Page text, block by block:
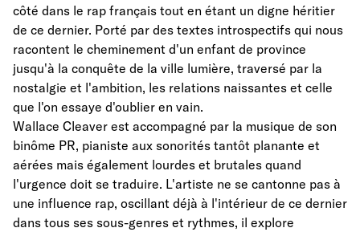
côté dans le rap français tout en étant un digne héritier
de ce dernier. Porté par des textes introspectifs qui nous
racontent le cheminement d'un enfant de province
jusqu'à la conquête de la ville lumière, traversé par la
nostalgie et l'ambition, les relations naissantes et celle
que l'on essaye d'oublier en vain.
Wallace Cleaver est accompagné par la musique de son
binôme PR, pianiste aux sonorités tantôt planante et
aérées mais également lourdes et brutales quand
l'urgence doit se traduire. L'artiste ne se cantonne pas à
une influence rap, oscillant déjà à l'intérieur de ce dernier
dans tous ses sous-genres et rythmes, il explore